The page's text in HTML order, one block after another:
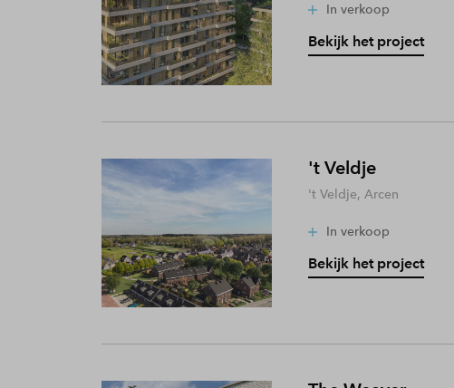
In verkoop
Bekijk het project
't Veldje
't Veldje, Arcen
In verkoop
Bekijk het project